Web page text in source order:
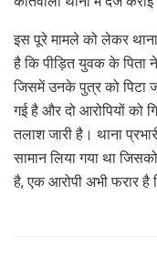
इस पूरे मामले को लेकर थाना
है कि पीड़ित युवक के पिता
जिसमें उनके पुत्र को पिटा
गई है और दो आरोपियों को
तलाश जारी है। थाना
सामान लिया गया था
है, एक आरोपी अभी फरार